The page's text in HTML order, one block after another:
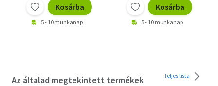
Kosárba
5 - 10 munkanap
Kosárba
5 - 10 munkanap
Az általad megtekintett termékek Teljes lista